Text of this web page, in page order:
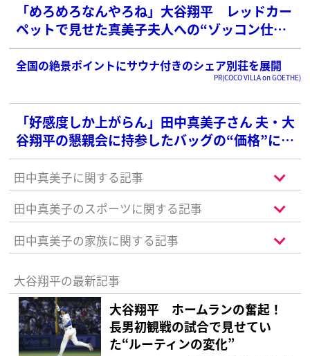
「めろめろなんやろね」大谷翔平 レッドカー
ペットで見せた真美子夫人への“ゾッコン仕
草”にファン歓喜「絵に描いたような理想の夫
婦」
全国の絶景ポイントにサウナ付きのシェア別荘を展開
PR(COCO VILLA on GOETHE)
「好感度しか上がらん」田中真美子さん 夫・大
谷翔平の懇親会に持参したバッグの“価格”に
SNS衝撃
田中真美子に関する記事
田中真美子のスポーツに関する記事
田中真美子の家族に関する記事
大谷翔平の最新記事
大谷翔平 ホームランの奮起！
長男初観戦の試合で見せてい
た“ルーティンの変化”